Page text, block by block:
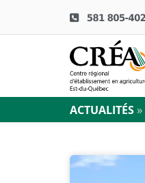
ACTUALITÉS»